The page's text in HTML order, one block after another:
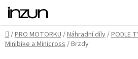
Přejít
obsah
Domů
/PRO MOTORKU/Náhradní díly/PODLE
Minibike a Minicross/Brzdy